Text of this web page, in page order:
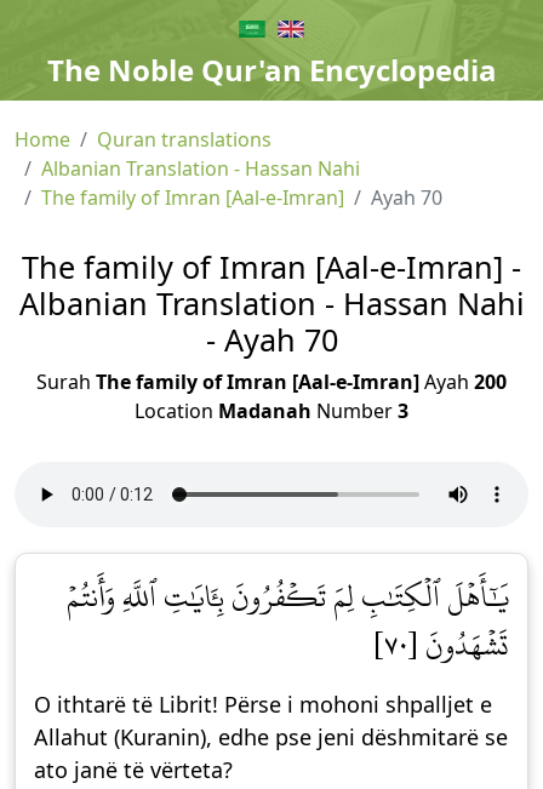
The Noble Qur'an Encyclopedia
Home
Quran translations
Albanian Translation - Hassan Nahi
The family of Imran [Aal-e-Imran]
Ayah 70
The family of Imran [Aal-e-Imran] -
Albanian Translation - Hassan Nahi
- Ayah 70
Surah The family of Imran [Aal-e-Imran]Ayah 200
Location Madanah Number3
يَٰٓأَهۡلَ ٱلۡكِتَٰبِ لِمَ تَكۡفُرُونَ بِـَٔايَٰتِ ٱللَّهِ وَأَنتُمۡ
تَشۡهَدُونَ [٧٠]
O ithtarë të Librit! Përse i mohoni shpalljet e
Allahut (Kuranin), edhe pse jeni dëshmitarë se
ato janë të vërteta?